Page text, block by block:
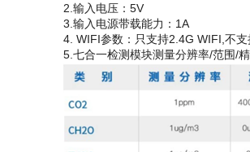
2.输入电压：5V
3.输入电源带载能力：1A
4. WIFI参数：只支持2.4G WIFI,不
5.七合一检测模块测量分辨率/范围/